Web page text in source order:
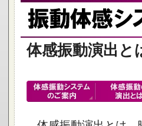
体感振動演出と